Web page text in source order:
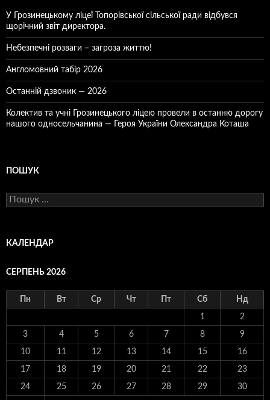
У Грозинецькому ліцеї Топорівської сільської ради відбувся
щорічний звіт директора.
Небезпечні розваги – загроза життю!
Англомовний табір 2026
Останній дзвоник — 2026
Колектив та учні Грозинецького ліцею провели в останню дорогу
нашого односельчанина — Героя України Олександра Коташа
ПОШУК
Пошук:
КАЛЕНДАР
СЕРПЕНЬ 2026
Пн Вт Ср Чт Пт Сб Нд
1 2
3 4 5 6 7 8 9
10 11 12 13 14 15 16
17 18 19 20 21 22 23
24 25 26 27 28 29 30